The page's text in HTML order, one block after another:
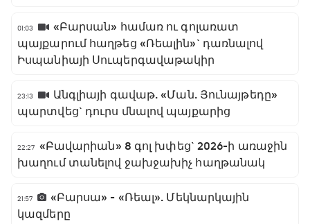
01:03
«Բարսան» համառ ու գոլառատ
պայքարում հաղթեց «Ռեալին»` դառնալով
Իսպանիայի Սուպերգավաթակիր
23:13
Անգլիայի գավաթ. «Ման. Յունայթեդը»
պարտվեց` դուրս մնալով պայքարից
22:27 «Բավարիան» 8 գոլ խփեց` 2026-ի առաջին
խաղում տանելով ջախջախիչ հաղթանակ
21:57
«Բարսա» - «Ռեալ». Մեկնարկային
կազմերը